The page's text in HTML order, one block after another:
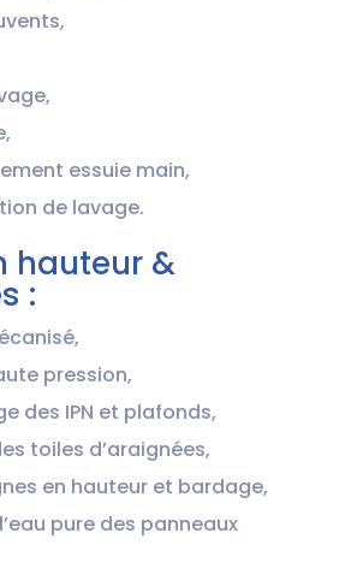
essuie main,
de lavage.
hauteur &
:
pression,
des IPN et plafonds,
toiles d’araignées,
en hauteur et bardage,
pure des panneaux